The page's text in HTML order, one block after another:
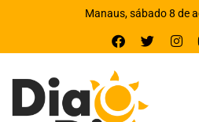
Manaus, sábado 8 de